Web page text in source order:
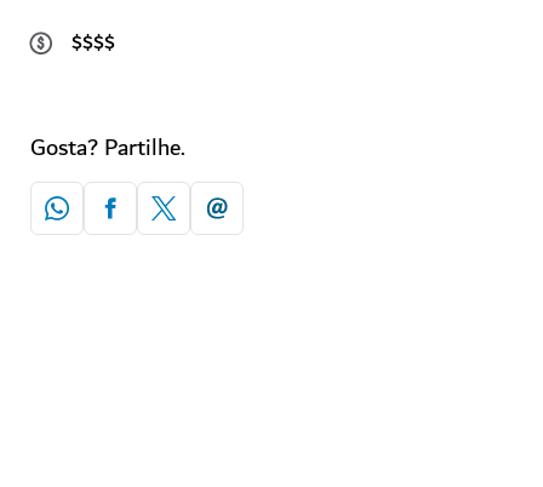
$$$$
Gosta? Partilhe.